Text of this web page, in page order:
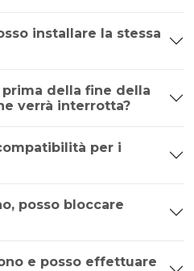
installare la stessa
della fine della
verrà interrotta?
per i
posso bloccare
e posso effettuare